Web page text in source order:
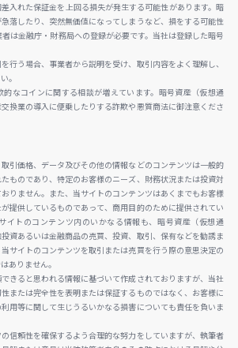
入れた保証金を上回る損失が発生する可能性があります。暗
落したり、突然無価値になってしまうなど、損をする可能性
は金融庁・財務局への登録が必要です。当社は登録した暗号
行う場合、事業者から説明を受け、取引内容をよく理解し、
。
なコインに関する相談が増えています。暗号資産（仮想通
換業の導入に便乗したりする詐欺や悪質商法に御注意くださ
引価格、データ及びその他の情報などのコンテンツは一般的
ものであり、特定のお客様のニーズ、財務状況または投資対
りません。また、当サイトのコンテンツはあくまでもお客様
提供しているものであって、商用目的のために提供されてい
イトのコンテンツ内のいかなる情報も、暗号資産（仮想通
資あるいは金融商品の売買、投資、取引、保有などを勧誘ま
サイトのコンテンツを取引または売買を行う際の意思決定の
ありません。
きると思われる情報に基づいて作成されておりますが、当社
または完全性を表明または保証するものではなく、お客様に
用等に関して生じうるいかなる損害についても責任を負いま
信頼性を確保するよう合理的な努力をしていますが、執筆者